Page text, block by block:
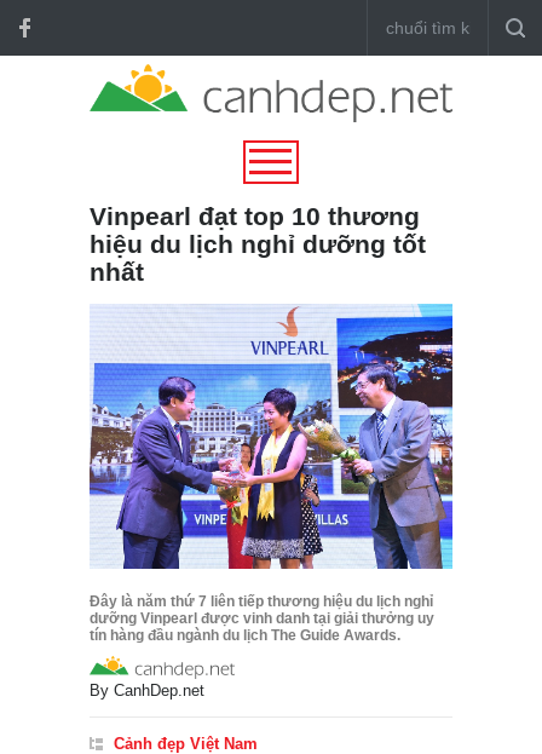
Vinpearl đạt top 10 thương
hiệu du lịch nghỉ dưỡng tốt
nhất
Đây là năm thứ 7 liên tiếp thương hiệu du lịch nghỉ
dưỡng Vinpearl được vinh danh tại giải thưởng uy
tín hàng đầu ngành du lịch The Guide Awards.
By CanhDep.net
Cảnh đẹp Việt Nam